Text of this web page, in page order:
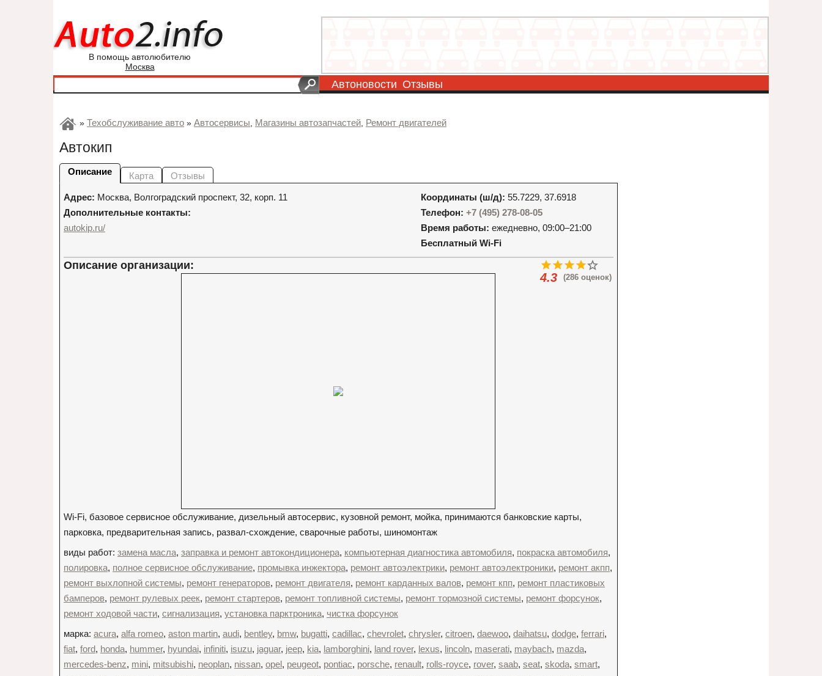
В помощь автолюбителю
Москва
Автоновости Отзывы
» Техобслуживание авто » Автосервисы, Магазины автозапчастей, Ремонт двигателей
Автокип
Описание Карта Отзывы
Адрес: Москва, Волгоградский проспект, 32, корп. 11
Дополнительные контакты:
autokip.ru/
Координаты (ш/д): 55.7229, 37.6918
Телефон: +7 (495) 278-08-05
Время работы: ежедневно, 09:00–21:00
Бесплатный Wi-Fi
(286 оценок)
4.3
Описание организации:
Wi-Fi, базовое сервисное обслуживание, дизельный автосервис, кузовной ремонт, мойка, принимаются банковские карты,
парковка, предварительная запись, развал-схождение, сварочные работы, шиномонтаж
виды работ: замена масла, заправка и ремонт автокондиционера, компьютерная диагностика автомобиля, покраска автомобиля,
полировка, полное сервисное обслуживание, промывка инжектора, ремонт автоэлектрики, ремонт автоэлектроники, ремонт акпп,
ремонт выхлопной системы, ремонт генераторов, ремонт двигателя, ремонт карданных валов, ремонт кпп, ремонт пластиковых
бамперов, ремонт рулевых реек, ремонт стартеров, ремонт топливной системы, ремонт тормозной системы, ремонт форсунок,
ремонт ходовой части, сигнализация, установка парктроника, чистка форсунок
марка: acura, alfa romeo, aston martin, audi, bentley, bmw, bugatti, cadillac, chevrolet, chrysler, citroen, daewoo, daihatsu, dodge, ferrari,
fiat, ford, honda, hummer, hyundai, infiniti, isuzu, jaguar, jeep, kia, lamborghini, land rover, lexus, lincoln, maserati, maybach, mazda,
mercedes-benz, mini, mitsubishi, neoplan, nissan, opel, peugeot, pontiac, porsche, renault, rolls-royce, rover, saab, seat, skoda, smart,